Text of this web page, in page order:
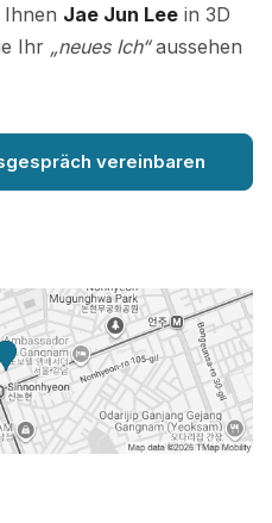
Jae Jun Lee in 3D
Ihr „neues Ich“aussehen
vereinbaren